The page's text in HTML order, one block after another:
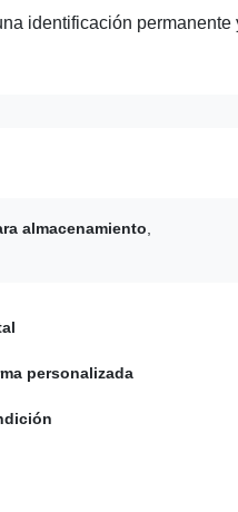
identificación permanente
almacenamiento
personalizada